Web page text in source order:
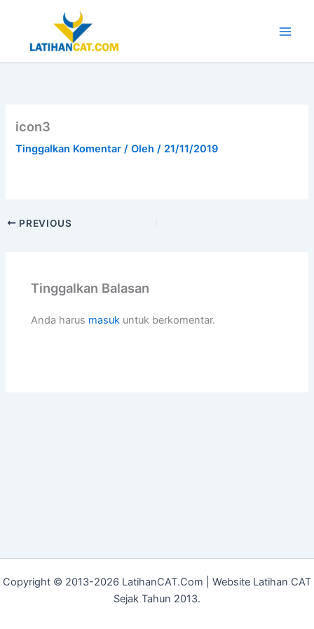
konten
icon3
Tinggalkan Komentar / Oleh/ 21/11/2019
PREVIOUS
Tinggalkan Balasan
Anda harus masuk untuk berkomentar.
Copyright © 2013-2026 LatihanCAT.Com | Website Latihan CAT
Sejak Tahun 2013.